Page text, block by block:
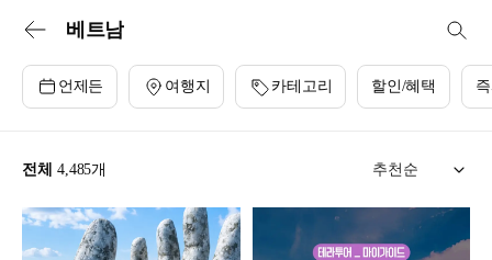
베트남
언제든 여행지 카테고리 할인/혜택
전체 4,485개